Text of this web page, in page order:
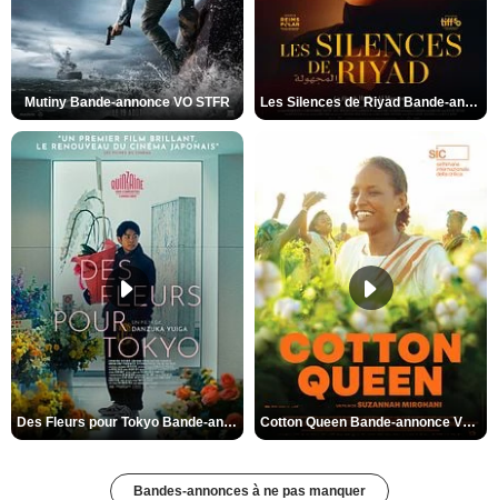
Mutiny Bande-annonce VO STFR Les Silences de Riyad Bande-annonce VO STFR
Des Fleurs pour Tokyo Bande-annonce VO STFR Cotton Queen Bande-annonce VO STFR
Bandes-annonces à ne pas manquer